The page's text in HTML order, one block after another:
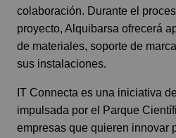
colaboración. Durante el
proyecto, Alquibarsa ofrecerá
de materiales, soporte de
sus instalaciones.
IT Connecta es una iniciativa
impulsada por el Parque
empresas que quieren innovar